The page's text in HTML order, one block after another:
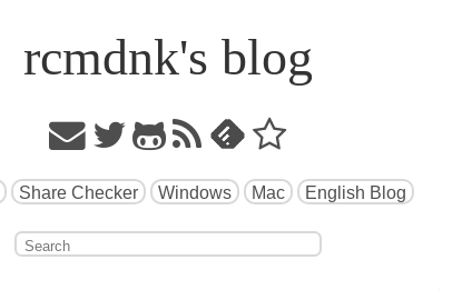
rcmdnk's blog
Share Checker Windows Mac English Blog